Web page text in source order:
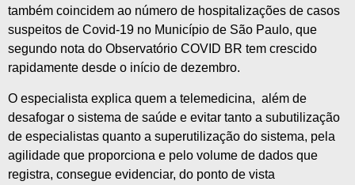
também coincidem ao número de hospitalizações de casos
suspeitos de Covid-19 no Município de São Paulo, que
segundo nota do Observatório COVID BR tem crescido
rapidamente desde o início de dezembro.
O especialista explica quem a telemedicina, além de
desafogar o sistema de saúde e evitar tanto a subutilização
de especialistas quanto a superutilização do sistema, pela
agilidade que proporciona e pelo volume de dados que
registra, consegue evidenciar, do ponto de vista